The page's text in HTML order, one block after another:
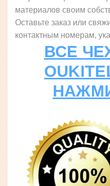
материалов своим
Оставьте заказ или
контактным номерам,
ВСЕ